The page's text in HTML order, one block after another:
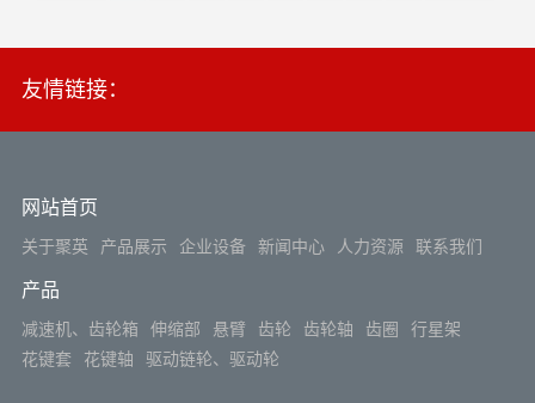
友情链接：
网站首页
关于聚英 产品展示 企业设备 新闻中心 人力资源 联系我们
产品
减速机、齿轮箱 伸缩部 悬臂 齿轮 齿轮轴 齿圈
行星架
花键套
花键轴 驱动链轮、驱动轮